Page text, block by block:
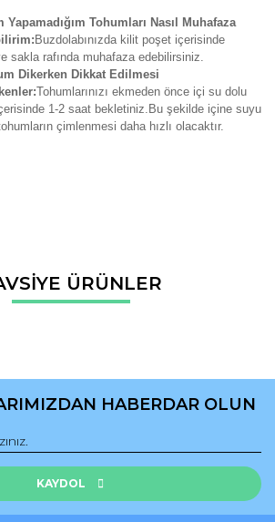
Yapamadığım Tohumları Nasıl Muhafaza
Buzdolabınızda kilit poşet içerisinde
sakla rafında muhafaza edebilirsiniz.
Dikerken Dikkat Edilmesi
Tohumlarınızı ekmeden önce içi su dolu
1-2 saat bekletiniz.Bu şekilde içine suyu
çimlenmesi daha hızlı olacaktır.
ürüne ilk yorumu siz yapın!
resim, ürün açıklamalarında ve diğer
gördüğünüz noktaları öneri formunu
eksik bilgiler bulunuyor.
daha pahalı.
farklı alternatifler olmalı.
ÜRÜNLER
HABERDAR OLUN
KAYDOL